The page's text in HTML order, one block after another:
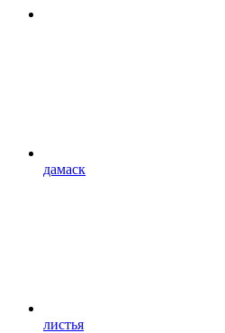
дамаск
листья